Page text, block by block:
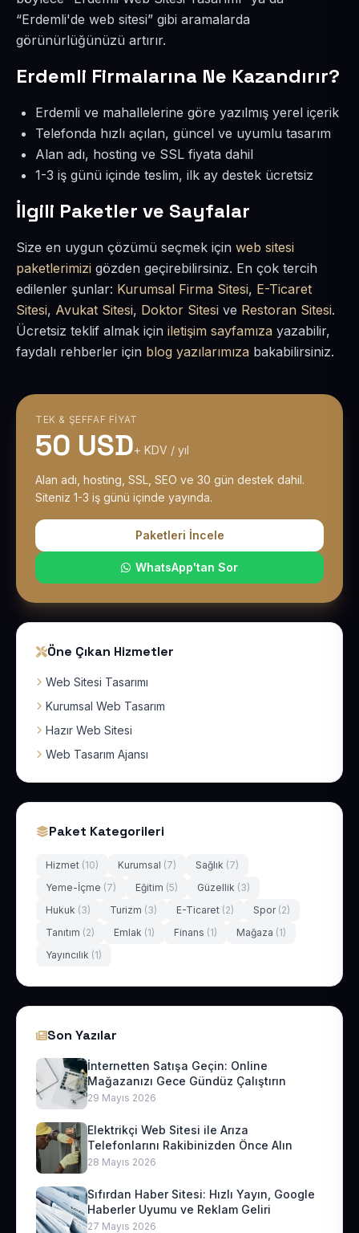
“Erdemli'de web sitesi” gibi aramalarda
görünürlüğünüzü artırır.
Erdemli Firmalarına Ne Kazandırır?
Erdemli ve mahallelerine göre yazılmış yerel içerik
Telefonda hızlı açılan, güncel ve uyumlu tasarım
Alan adı, hosting ve SSL fiyata dahil
1-3 iş günü içinde teslim, ilk ay destek ücretsiz
İlgili Paketler ve Sayfalar
Size en uygun çözümü seçmek için web sitesi
paketlerimizi gözden geçirebilirsiniz. En çok tercih
edilenler şunlar: Kurumsal Firma Sitesi, E-Ticaret
Sitesi, Avukat Sitesi, Doktor Sitesi ve Restoran Sitesi.
Ücretsiz teklif almak için iletişim sayfamıza yazabilir,
faydalı rehberler için blog yazılarımıza bakabilirsiniz.
TEK & ŞEFFAF FIYAT
50 USD+ KDV / yıl
Alan adı, hosting, SSL, SEO ve 30 gün destek dahil.
Siteniz 1-3 iş günü içinde yayında.
Paketleri İncele
WhatsApp'tan Sor
Öne Çıkan Hizmetler
Web Sitesi Tasarımı
Kurumsal Web Tasarım
Hazır Web Sitesi
Web Tasarım Ajansı
Paket Kategorileri
Hizmet (10) Kurumsal (7) Sağlık (7)
Yeme-İçme (7) Eğitim (5) Güzellik (3)
Hukuk (3) Turizm (3) E-Ticaret (2) Spor (2)
Tanıtım (2) Emlak (1) Finans (1) Mağaza (1)
Yayıncılık (1)
Son Yazılar
İnternetten Satışa Geçin: Online
Mağazanızı Gece Gündüz Çalıştırın
29 Mayıs 2026
Elektrikçi Web Sitesi ile Arıza
Telefonlarını Rakibinizden Önce Alın
28 Mayıs 2026
Sıfırdan Haber Sitesi: Hızlı Yayın, Google
Haberler Uyumu ve Reklam Geliri
27 Mayıs 2026